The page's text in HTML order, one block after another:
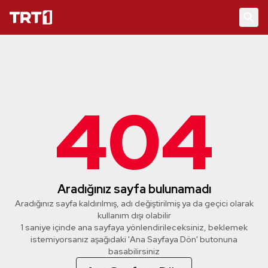
404
Aradığınız sayfa bulunamadı
Aradığınız sayfa kaldırılmış, adı değiştirilmiş ya da geçici olarak
kullanım dışı olabilir
1 saniye içinde ana sayfaya yönlendirileceksiniz, beklemek
istemiyorsanız aşağıdaki 'Ana Sayfaya Dön' butonuna
basabilirsiniz